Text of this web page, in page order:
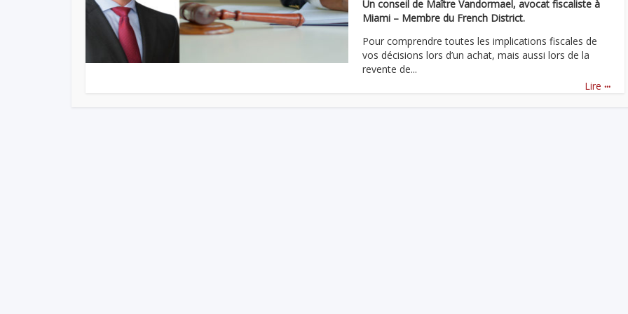
Un conseil de Maître Vandormael, avocat fiscaliste à
Miami – Membre du French District.
Pour comprendre toutes les implications fiscales de
vos décisions lors d’un achat, mais aussi lors de la
revente de...
Lire ...